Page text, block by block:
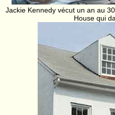
Jackie Kennedy vécut un an au
House qui